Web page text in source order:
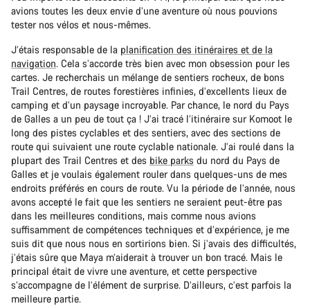
avions toutes les deux envie d’une aventure où nous pouvions
tester nos vélos et nous-mêmes.
J’étais responsable de la planification des itinéraires et de la
navigation. Cela s’accorde très bien avec mon obsession pour les
cartes. Je recherchais un mélange de sentiers rocheux, de bons
Trail Centres, de routes forestières infinies, d’excellents lieux de
camping et d’un paysage incroyable. Par chance, le nord du Pays
de Galles a un peu de tout ça ! J’ai tracé l’itinéraire sur Komoot le
long des pistes cyclables et des sentiers, avec des sections de
route qui suivaient une route cyclable nationale. J’ai roulé dans la
plupart des Trail Centres et des bike parks du nord du Pays de
Galles et je voulais également rouler dans quelques-uns de mes
endroits préférés en cours de route. Vu la période de l’année, nous
avons accepté le fait que les sentiers ne seraient peut-être pas
dans les meilleures conditions, mais comme nous avions
suffisamment de compétences techniques et d’expérience, je me
suis dit que nous nous en sortirions bien. Si j’avais des difficultés,
j’étais sûre que Maya m’aiderait à trouver un bon tracé. Mais le
principal était de vivre une aventure, et cette perspective
s’accompagne de l’élément de surprise. D’ailleurs, c’est parfois la
meilleure partie.